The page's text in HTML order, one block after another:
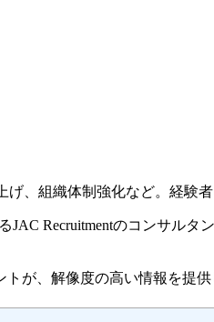
、組織体制強化など。経験
Recruitmentのコンサルタ
が、解像度の高い情報を提